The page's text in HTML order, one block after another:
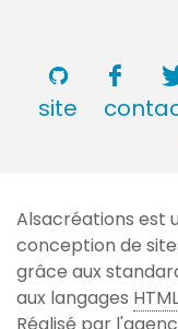
site
Alsacréations est
conception de
grâce aux
aux langages HTML